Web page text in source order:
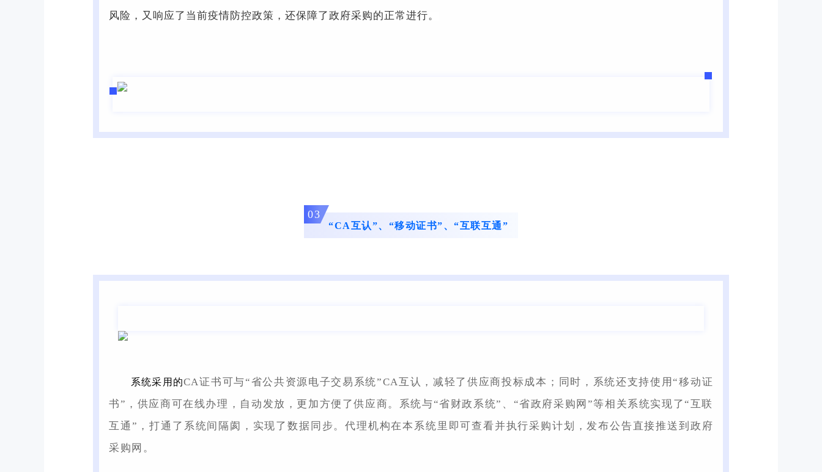
风险，又响应了当前疫情防控政策，还保障了政府采购的正常进行。
03
“CA互认”、“移动证书”、“互联互通”
系统采用的CA证书可与“省公共资源电子交易系统”CA互认，减轻了供应商投标成本；同时，系统还支持使用“移动证
书”，供应商可在线办理，自动发放，更加方便了供应商。系统与“省财政系统”、“省政府采购网”等相关系统实现了“互联
互通”，打通了系统间隔阂，实现了数据同步。代理机构在本系统里即可查看并执行采购计划，发布公告直接推送到政府
采购网。